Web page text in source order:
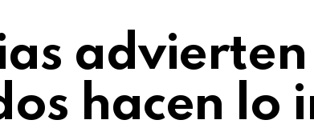
hacen lo